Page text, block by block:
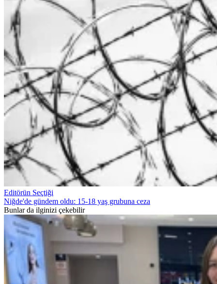
Editörün Seçtiği
Niğde'de gündem oldu: 15-18 yaş grubuna ceza
Bunlar da ilginizi çekebilir